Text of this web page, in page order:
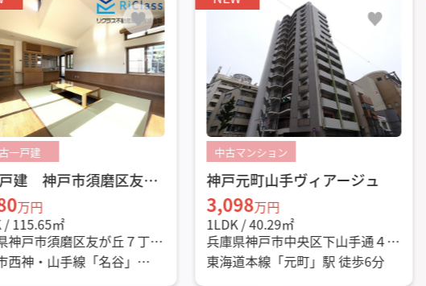
ンション
町山手ヴィアージュ
万円
/ 40.29㎡
神戸市中央区下山手通４丁
本線「元町」駅 徒歩6分
中古マンション
グランフェルティ神戸山手通
り
4,680万円
3LDK / 61.60㎡
兵庫県神戸市中央区花隈町33-18
神戸高速東西線「花隈」駅 徒歩5